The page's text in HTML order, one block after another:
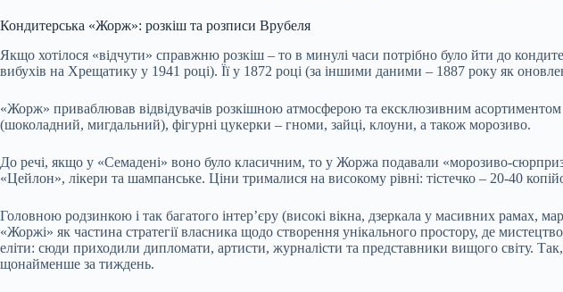
Кондитерська «Жорж»: розкіш та розписи Врубеля
Якщо хотілося «відчути» справжню розкіш – то в минулі часи потрібно було йти до
вибухів на Хрещатику у 1941 році). Її у 1872 році (за іншими даними – 1887 року як
«Жорж» приваблював відвідувачів розкішною атмосферою та ексклюзивним
(шоколадний, мигдальний), фігурні цукерки – гноми, зайці, клоуни, а також морозиво.
До речі, якщо у «Семадені» воно було класичним, то у Жоржа подавали «морозиво-
«Цейлон», лікери та шампанське. Ціни трималися на високому рівні: тістечко – 20-40
Головною родзинкою і так багатого інтер’єру (високі вікна, дзеркала у масивних рамах,
«Жоржі» як частина стратегії власника щодо створення унікального простору, де
еліти: сюди приходили дипломати, артисти, журналісти та представники вищого світу.
щонайменше за тиждень.